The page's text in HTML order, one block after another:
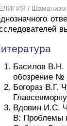
/ Шаманизм
Басилов В.Н.
обозрение №
Богораз В.Г.
Вдовин И.С.
В: Проблемы